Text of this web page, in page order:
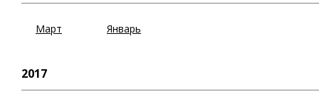
Март Январь
2017